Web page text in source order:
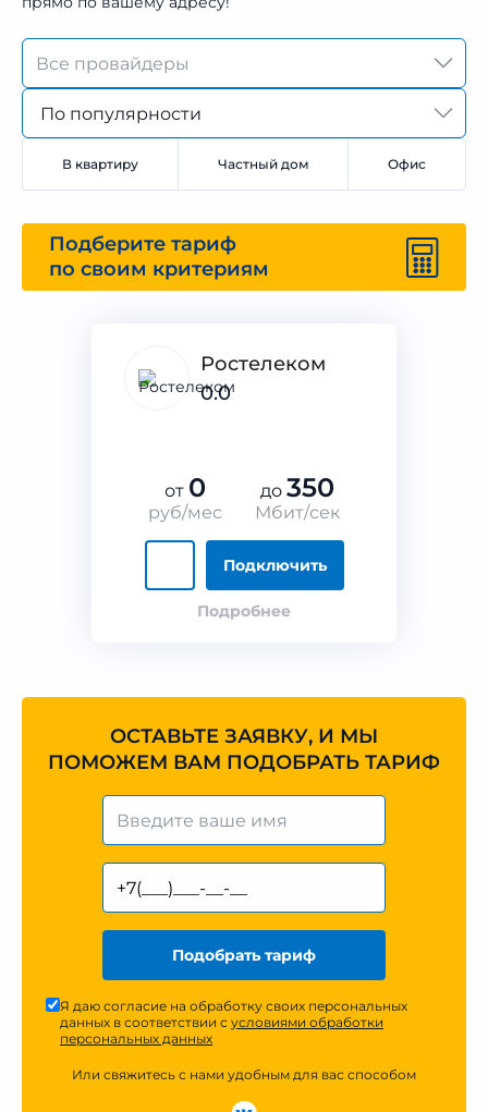
По популярности
В квартиру Частный дом Офис
Подберите тариф
по своим критериям
Ростелеком
0.0
от 0
руб/мес
до 350
Мбит/сек
Подключить
Подробнее
ОСТАВЬТЕ ЗАЯВКУ, И МЫ
ПОМОЖЕМ ВАМ ПОДОБРАТЬ ТАРИФ
Подобрать тариф
Я даю согласие на обработку своих персональных
данных в соответствии с условиями обработки
персональных данных
Или свяжитесь с нами удобным для вас способом